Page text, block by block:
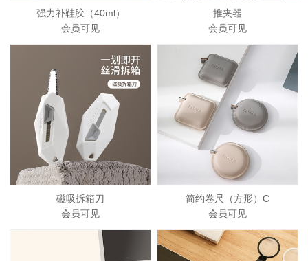
强力补鞋胶（40ml）
会员可见
推夹器
会员可见
磁吸拆箱刀
会员可见
简约卷尺（方形）C
会员可见